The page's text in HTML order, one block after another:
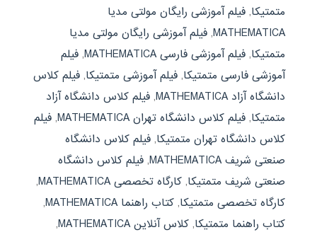
متمتیکا, فیلم آموزشی رایگان مولتی مدیا
MATHEMATICA
, فیلم آموزشی رایگان مولتی مدیا
متمتیکا, فیلم آموزشی فارسی MATHEMATICA , فیلم
آموزشی فارسی متمتیکا, فیلم آموزشی متمتیکا, فیلم کلاس
دانشگاه آزاد MATHEMATICA
, فیلم کلاس دانشگاه آزاد
متمتیکا, فیلم کلاس دانشگاه تهران MATHEMATICA , فیلم
کلاس دانشگاه تهران متمتیکا, فیلم کلاس دانشگاه
صنعتی شریف MATHEMATICA
, فیلم کلاس دانشگاه
صنعتی شریف متمتیکا, کارگاه تخصصی MATHEMATICA
,
کارگاه تخصصی متمتیکا, کتاب راهنما MATHEMATICA
,
کتاب راهنما متمتیکا, کلاس آنلاین MATHEMATICA
,